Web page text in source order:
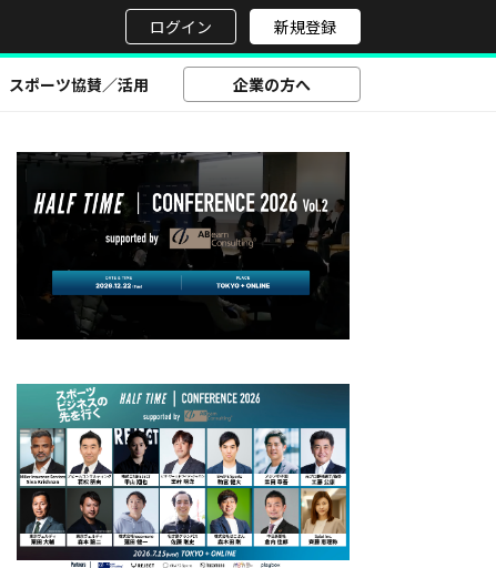
ログイン 新規登録
スポーツ協賛／活用 企業の方へ